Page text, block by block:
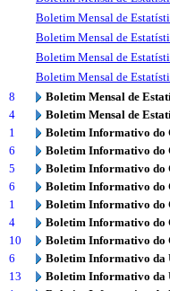
Boletim Mensal de
Boletim Mensal de
Boletim Mensal de
Boletim Mensal de
8
Boletim Mensal de
4
Boletim Mensal de
1
Boletim Informativo do
6
Boletim Informativo do
5
Boletim Informativo do
6
Boletim Informativo do
1
Boletim Informativo do
4
Boletim Informativo do
10
Boletim Informativo do
6
Boletim Informativo da
13
Boletim Informativo da